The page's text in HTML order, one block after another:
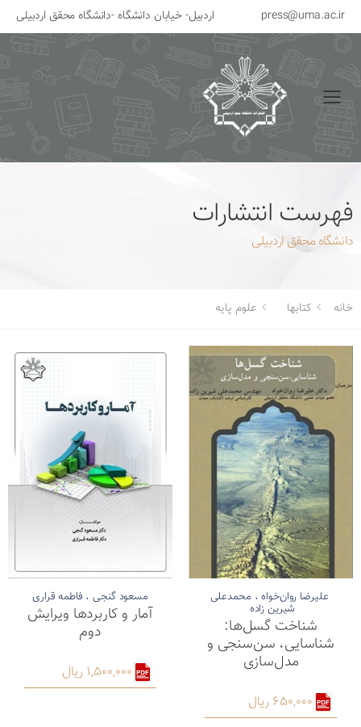
press@uma.ac.ir اردبیل- خیابان دانشگاه -دانشگاه محقق اردبیلی
منو
فهرست انتشارات
دانشگاه محقق اردبیلی
خانه کتابها علوم پایه
علیرضا روان‌خواه ، محمدعلی
شیرین زاده
شناخت گسل‌ها:
شناسایی، سن‌سنجی و
مدل‌سازی
650,000 ریال
مسعود گنجی ، فاطمه قراری
آمار و کاربردها ویرایش
دوم
1,500,000 ریال